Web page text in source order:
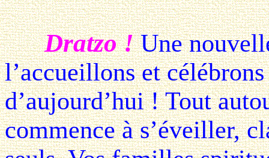
Dratzo !Une
l’accueillons et
d’aujourd’hui ! Tout
commence à s’éveiller,